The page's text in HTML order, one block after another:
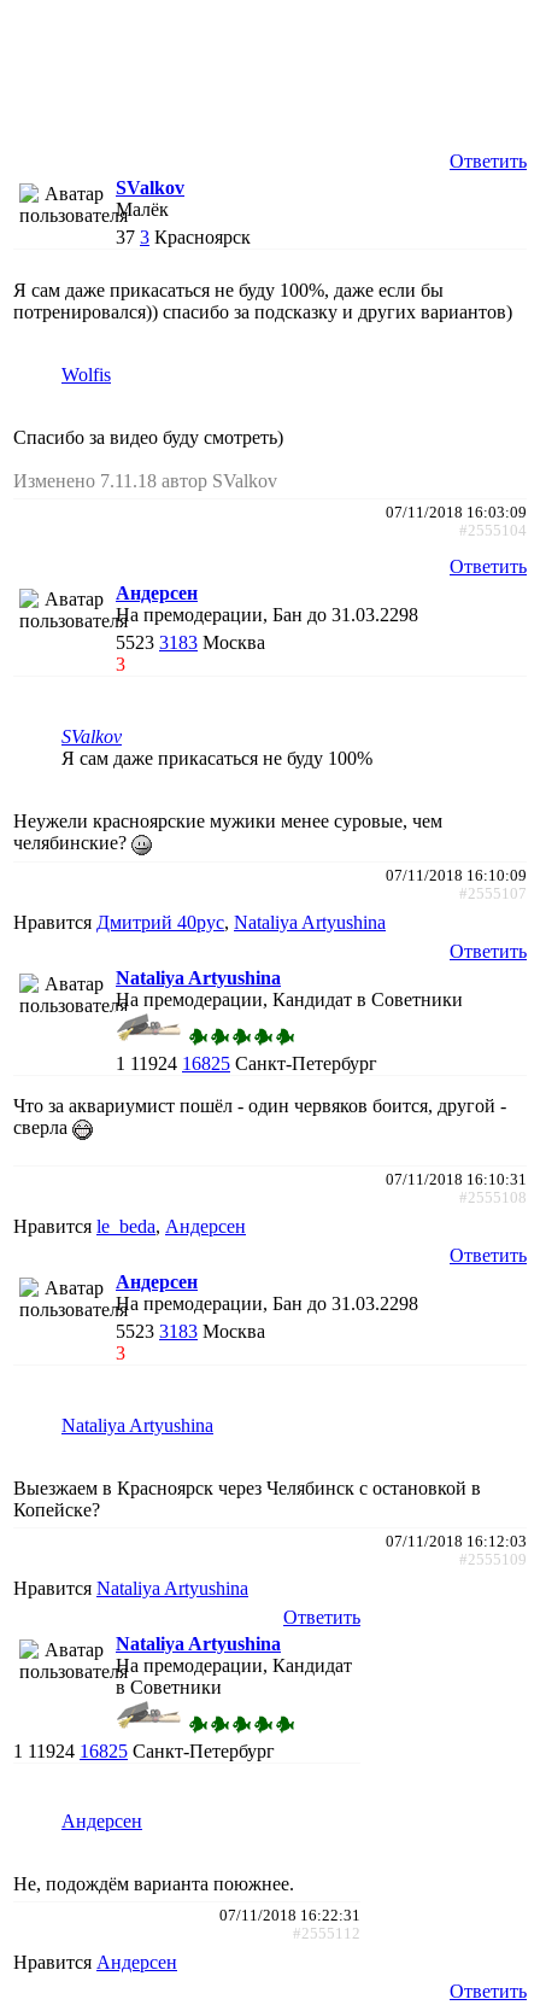
Ответить
SValkov
Малёк
37 3 Красноярск
Я сам даже прикасаться не буду 100%, даже если бы
потренировался)) спасибо за подсказку и других вариантов)
Wolfis
Спасибо за видео буду смотреть)
Изменено 7.11.18 автор SValkov
07/11/2018 16:03:09
#2555104
Ответить
Андерсен
На премодерации, Бан до 31.03.2298
5523 3183 Москва
3
SValkov
Я сам даже прикасаться не буду 100%
Неужели красноярские мужики менее суровые, чем
челябинские?
07/11/2018 16:10:09
#2555107
Нравится Дмитрий 40рус, Nataliya Artyushina
Ответить
Nataliya Artyushina
На премодерации, Кандидат в Советники
1 11924 16825 Санкт-Петербург
Что за аквариумист пошёл - один червяков боится, другой -
сверла
07/11/2018 16:10:31
#2555108
Нравится le_beda, Андерсен
Ответить
Андерсен
На премодерации, Бан до 31.03.2298
5523 3183 Москва
3
Nataliya Artyushina
Выезжаем в Красноярск через Челябинск с остановкой в
Копейске?
07/11/2018 16:12:03
#2555109
Нравится Nataliya Artyushina
Ответить
Nataliya Artyushina
На премодерации, Кандидат
в Советники
1 11924 16825 Санкт-Петербург
Андерсен
Не, подождём варианта поюжнее.
07/11/2018 16:22:31
#2555112
Нравится Андерсен
Ответить